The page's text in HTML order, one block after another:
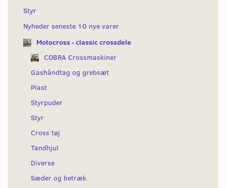
Styr
Nyheder seneste 10 nye varer
Motocross - classic crossdele
COBRA Crossmaskiner
Gashåndtag og grebsæt
Plast
Styrpuder
Styr
Cross tøj
Tandhjul
Diverse
Sæder og betræk